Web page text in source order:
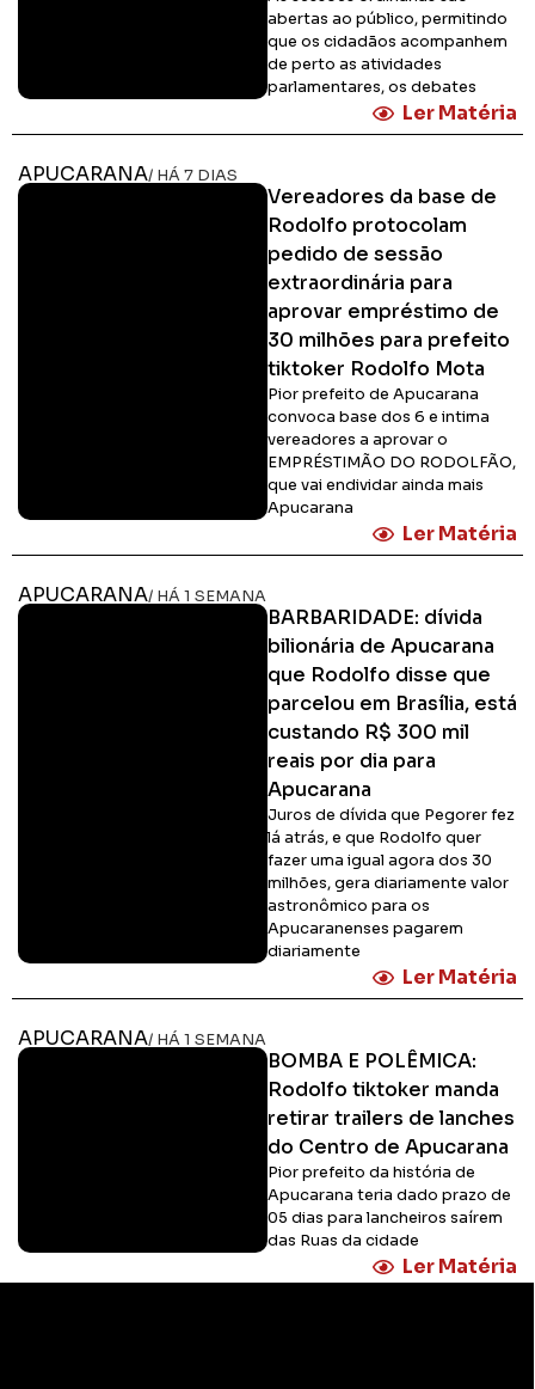
abertas ao público, permitindo
que os cidadãos acompanhem
de perto as atividades
parlamentares, os debates
Ler Matéria
APUCARANA/ HÁ 7 DIAS
Vereadores da base de
Rodolfo protocolam
pedido de sessão
extraordinária para
aprovar empréstimo de
30 milhões para prefeito
tiktoker Rodolfo Mota
Pior prefeito de Apucarana
convoca base dos 6 e intima
vereadores a aprovar o
EMPRÉSTIMÃO DO RODOLFÃO,
que vai endividar ainda mais
Apucarana
Ler Matéria
APUCARANA/ HÁ 1 SEMANA
BARBARIDADE: dívida
bilionária de Apucarana
que Rodolfo disse que
parcelou em Brasília, está
custando R$ 300 mil
reais por dia para
Apucarana
Juros de dívida que Pegorer fez
lá atrás, e que Rodolfo quer
fazer uma igual agora dos 30
milhões, gera diariamente valor
astronômico para os
Apucaranenses pagarem
diariamente
Ler Matéria
APUCARANA/ HÁ 1 SEMANA
BOMBA E POLÊMICA:
Rodolfo tiktoker manda
retirar trailers de lanches
do Centro de Apucarana
Pior prefeito da história de
Apucarana teria dado prazo de
05 dias para lancheiros saírem
das Ruas da cidade
Ler Matéria